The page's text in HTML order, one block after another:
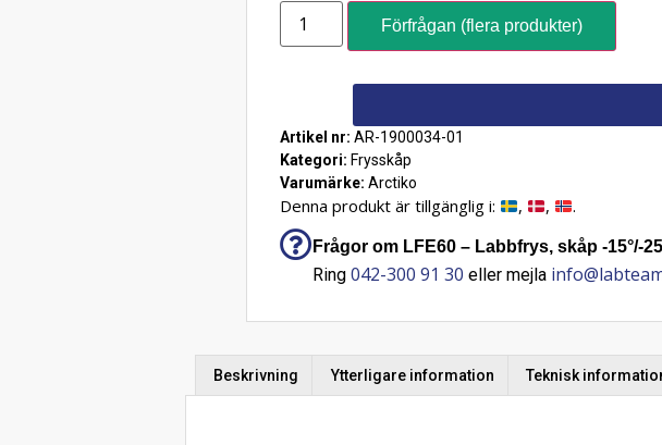
Förfrågan (flera produkter)
Artikel nr: AR-1900034-01
Kategori: Frysskåp
Varumärke: Arctiko
Denna produkt är tillgänglig i: , , .
Frågor om LFE60 – Labbfrys, skåp -15°/-
Ring 042-300 91 30 eller mejla
Beskrivning Ytterligare information Teknisk